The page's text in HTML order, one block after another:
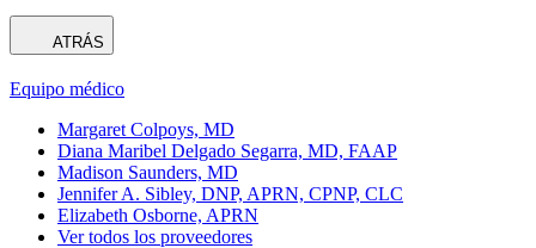
ATRÁS
Equipo médico
Margaret Colpoys, MD
Diana Maribel Delgado Segarra, MD, FAAP
Madison Saunders, MD
Jennifer A. Sibley, DNP, APRN, CPNP, CLC
Elizabeth Osborne, APRN
Ver todos los proveedores